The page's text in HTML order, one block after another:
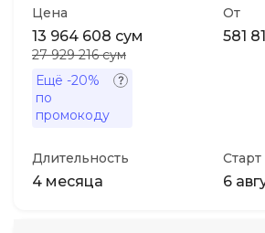
Цена
13 964 608 сум
27 929 216 сум
Ещё -20%
по
промокоду
От
581
Длительность
4 месяца
Старт
6
ДПО
Детям